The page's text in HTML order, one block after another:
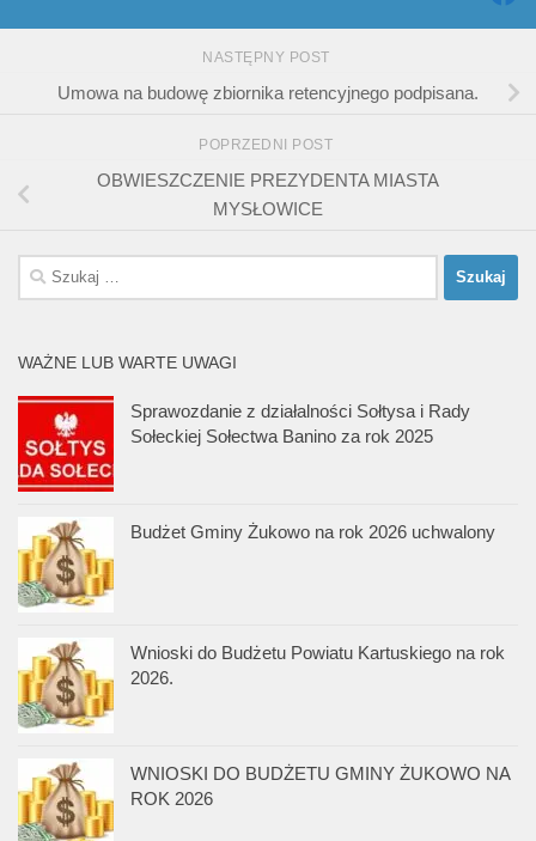
NASTĘPNY POST
Umowa na budowę zbiornika retencyjnego podpisana.
POPRZEDNI POST
OBWIESZCZENIE PREZYDENTA MIASTA
MYSŁOWICE
Szukaj:
WAŻNE LUB WARTE UWAGI
Sprawozdanie z działalności Sołtysa i Rady
Sołeckiej Sołectwa Banino za rok 2025
Budżet Gminy Żukowo na rok 2026 uchwalony
Wnioski do Budżetu Powiatu Kartuskiego na rok
2026.
WNIOSKI DO BUDŻETU GMINY ŻUKOWO NA
ROK 2026